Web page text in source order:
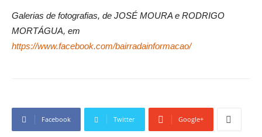
Galerias de fotografias, de JOSÉ MOURA e RODRIGO
MORTÁGUA, em
https://www.facebook.com/bairradainformacao/
Facebook Twitter Google+